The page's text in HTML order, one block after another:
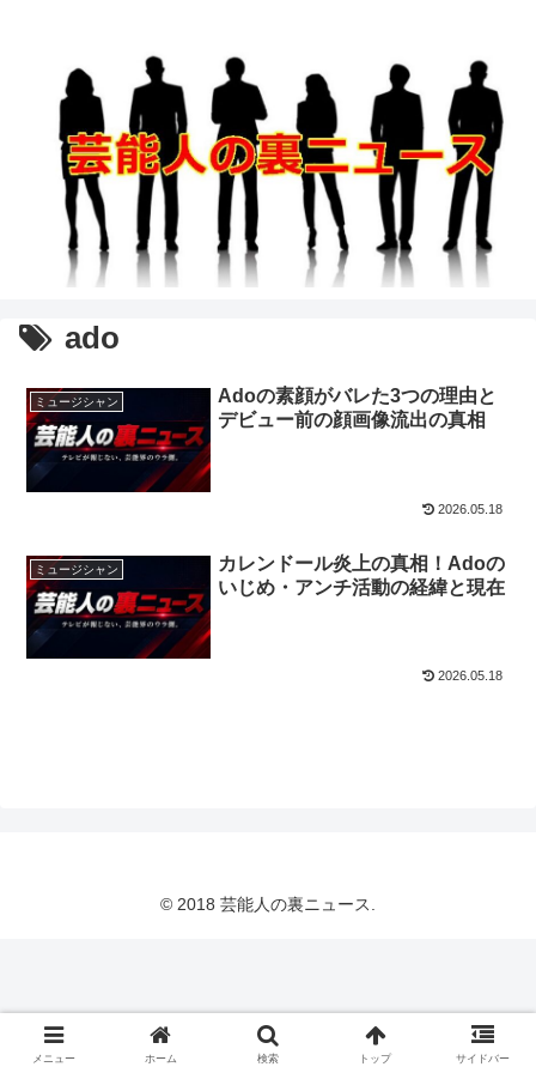
ado
ミュージシャン
Adoの素顔がバレた3つの理由と
デビュー前の顔画像流出の真相
2026.05.18
ミュージシャン
カレンドール炎上の真相！Adoの
いじめ・アンチ活動の経緯と現在
2026.05.18
© 2018 芸能人の裏ニュース.
メニュー ホーム 検索 トップ サイドバー